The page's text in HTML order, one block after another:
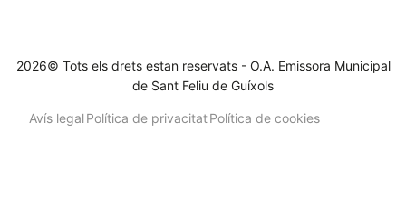
2026© Tots els drets estan reservats - O.A. Emissora Municipal
de Sant Feliu de Guíxols
Avís legalPolítica de privacitatPolítica de cookies